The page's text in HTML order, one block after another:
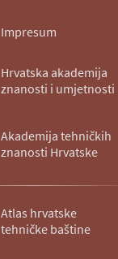
Impresum
Hrvatska akademija
znanosti i umjetnosti
Akademija tehničkih
znanosti Hrvatske
Atlas hrvatske
tehničke baštine